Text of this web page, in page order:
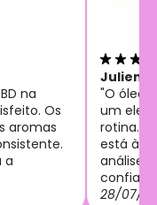
na
Os
aromas
a
Julien
"O óleo
um
rotina.
está à
análises
28/07/